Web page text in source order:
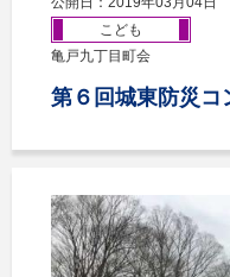
こども
亀戸九丁目町会
第６回城東防災コ